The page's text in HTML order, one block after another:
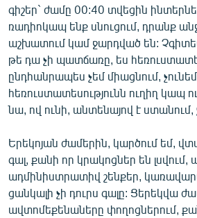
գիշեր` ժամը 00:40 տվեցին
ռադիոկապ ենք սնուցում, դրանք
աշխատում կամ ջարդված են:
թե դա չի պատճառը, ես
ընդհանրապես չեմ միացնում,
հեռուստատեսությունն ուղիղ կապ
նա, ով ունի, անտենայով է ստանում,
Երեկոյան ժամերին, կարծում եմ,
գալ, քանի որ կրակոցներ են լսվում,
ադմինիստրատիվ շենքեր,
ցանկալի չի դուրս գալը: Ցերեկվա
ավտոմեքենաները փողոցներում,